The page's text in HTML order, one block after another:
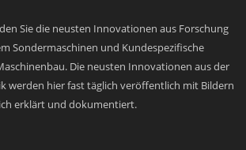
Sie die neusten Innovationen aus Forschung
Sondermaschinen und Kundespezifische
Die neusten Innovationen aus der
werden hier fast täglich veröffentlich mit Bildern
erklärt und dokumentiert.